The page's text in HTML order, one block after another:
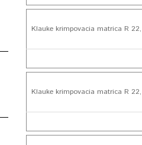
Klauke krimpovacia matrica R 22,
Klauke krimpovacia matrica R